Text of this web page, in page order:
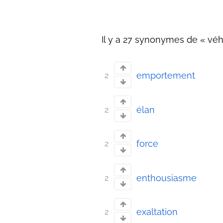
Il y a 27 synonymes de «
2 emportement
2 élan
2 force
2 enthousiasme
2 exaltation